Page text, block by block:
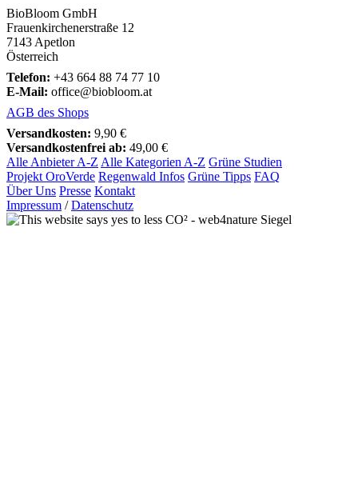
BioBloom GmbH
Frauenkirchenerstraße 12
7143 Apetlon
Österreich
Telefon: +43 664 88 74 77 10
E-Mail: office@biobloom.at
AGB des Shops
Versandkosten: 9,90 €
Versandkostenfrei ab: 49,00 €
Alle Anbieter A-Z Alle Kategorien A-Z Grüne Studien
Projekt OroVerde Regenwald Infos Grüne Tipps FAQ
Über Uns Presse Kontakt
Impressum /Datenschutz